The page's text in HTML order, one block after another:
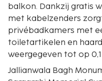
balkon. Dankzij gratis
met kabelzenders
privébadkamers met
toiletartikelen en
weergegeven tot op
Jallianwala Bagh